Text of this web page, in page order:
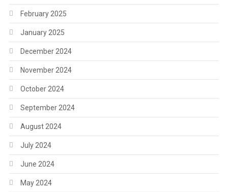
February 2025
January 2025
December 2024
November 2024
October 2024
September 2024
August 2024
July 2024
June 2024
May 2024